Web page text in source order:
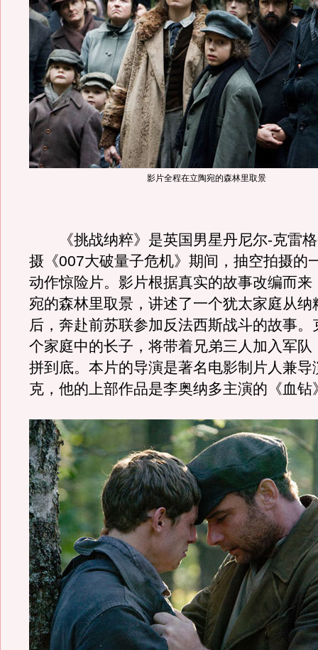
影片全程在立陶宛的森林里取景
《挑战纳粹》是英国男星丹尼尔-克雷格
摄《007大破量子危机》期间，抽空拍摄的
动作惊险片。影片根据真实的故事改编而来
宛的森林里取景，讲述了一个犹太家庭从纳
后，奔赴前苏联参加反法西斯战斗的故事。
个家庭中的长子，将带着兄弟三人加入军队
拼到底。本片的导演是著名电影制片人兼导
克，他的上部作品是李奥纳多主演的《血钻